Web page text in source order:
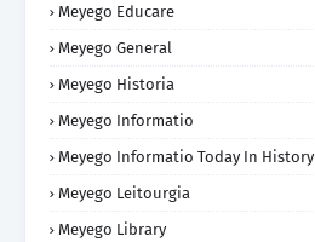
Meyego Educare
Meyego General
Meyego Historia
Meyego Informatio
Meyego Informatio Today In History
Meyego Leitourgia
Meyego Library